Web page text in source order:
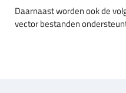
Daarnaast worden ook de
vector bestanden